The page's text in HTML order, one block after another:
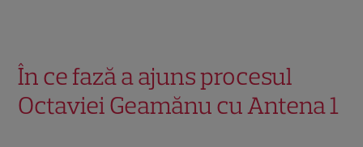
În ce fază a ajuns procesul
Octaviei Geamănu cu Antena 1